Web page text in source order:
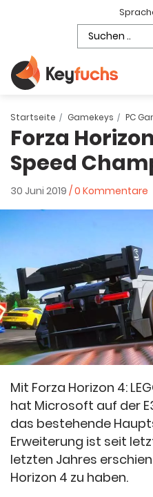
Startseite Gamekeys PC
Forza
Speed
30 Juni 2019 / 0 Kommentare
Mit Forza Horizon 4:
hat Microsoft auf der
das bestehende
Erweiterung ist seit
letzten Jahres
Horizon 4 zu haben.